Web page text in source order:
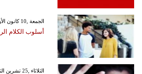
GMT 15:40 2021 الجمعة ,10 كانون الأول / ديسمبر
أسلوب الكلام
GMT 19:48 2025 الثلاثاء ,25 تشرين الثاني / نوفمبر